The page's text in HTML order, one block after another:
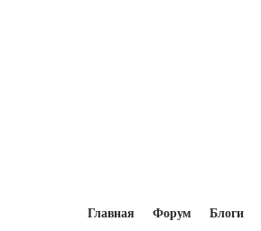
Главная Форум Блоги